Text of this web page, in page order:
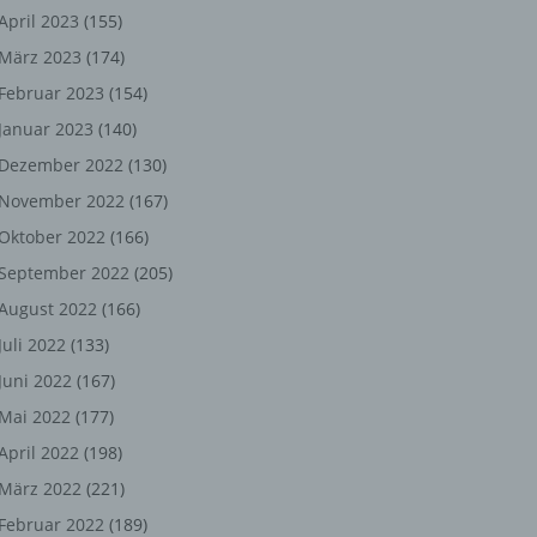
2023 (155)
März 2023 (174)
Februar 2023 (154)
Januar 2023 (140)
Dezember 2022 (130)
November 2022 (167)
Oktober 2022 (166)
September 2022 (205)
2022 (166)
Juli 2022 (133)
Juni 2022 (167)
Mai 2022 (177)
2022 (198)
März 2022 (221)
Februar 2022 (189)
oder